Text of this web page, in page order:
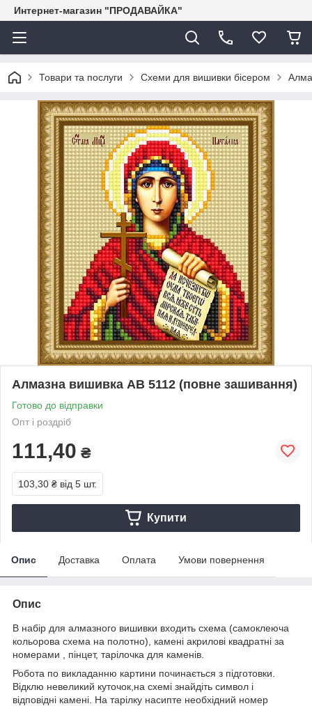
Интернет-магазин "ПРОДАВАЙКА"
Товари та послуги Схеми для вишивки бісером
Алмазна вишивка АВ 5112 (повне зашивання)
Готово до відправки
Опт і роздріб
111,40 ₴
103,30 ₴ від 5 шт.
Купити
Опис Доставка Оплата Умови повернення
Опис
В набір для алмазного вишивки входить схема (самоклеюча
кольорова схема на полотно), камені акрилові квадратні за
номерами , пінцет, тарілочка для каменів.
Робота по викладанню картини починається з підготовки.
Відклю невеликий куточок,на схемі знайдіть символ і
відповідні камені. На тарілку насипте необхідний номер